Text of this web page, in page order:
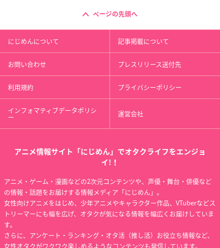
ページの先頭へ
にじめんについて 記事掲載について
お問い合わせ プレスリリース送付先
利用規約 プライバシーポリシー
インフォマティブデータポリシ
ー 運営会社
アニメ情報サイト「にじめん」でオタクライフをエンジョ
イ!！
アニメ・ゲーム・漫画などの2次元コンテンツや、声優・舞台・俳優など
の情報・話題をお届けする情報メディア「にじめん」。
女性向けアニメをはじめ、少年アニメやキャラクター作品、VTuberなどス
トリーマーにも幅を広げ、オタクが気になる情報を幅広くお届けしていま
す。
さらに、アンケート・ランキング・オタ活（推し活）お役立ち情報など、
女性オタクがワクワク楽しめるようなコンテンツも発信しています。